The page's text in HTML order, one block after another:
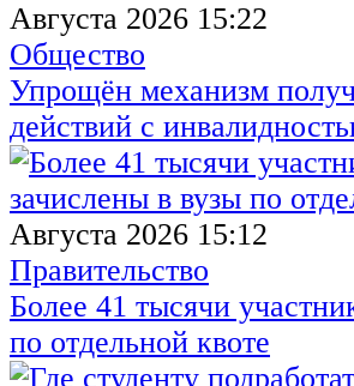
Августа 2026 15:22
Общество
Упрощён механизм
действий с
Августа 2026 15:12
Правительство
Более 41 тысячи
по отдельной квоте